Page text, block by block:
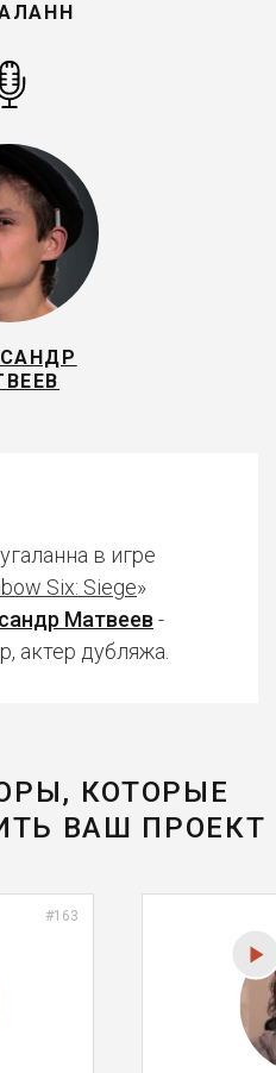
в игре
Six: Siege»
Матвеев -
актер дубляжа.
КОТОРЫЕ
ВАШ ПРОЕКТ
#163